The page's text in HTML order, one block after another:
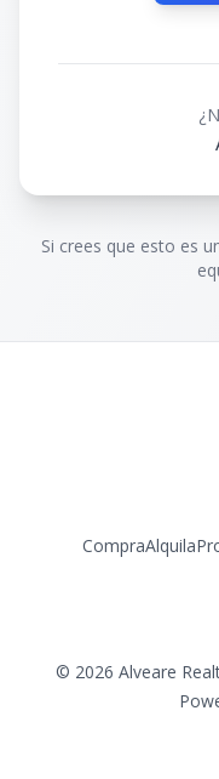
Si crees que esto es
CompraAlquila
© 2026 Alveare